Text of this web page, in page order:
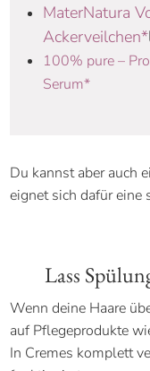
MaterNatura
Ackerveilchen*
100% pure –
Serum*
Du kannst aber auch
eignet sich dafür eine
Lass
Wenn deine Haare
auf Pflegeprodukte
In Cremes komplett